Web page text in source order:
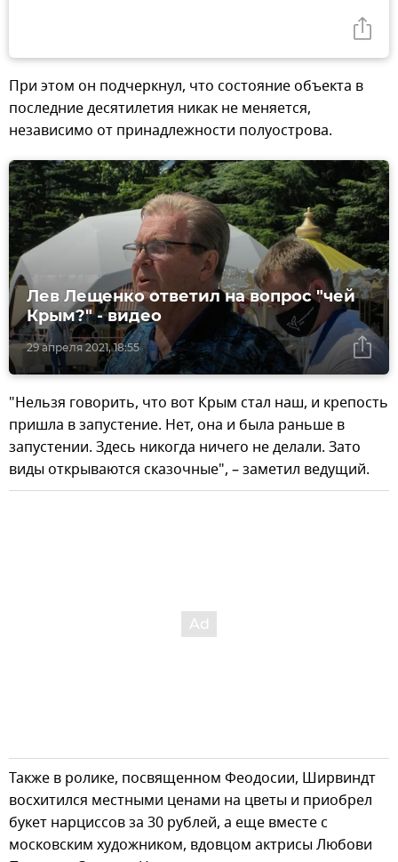
При этом он подчеркнул, что состояние объекта в
последние десятилетия никак не меняется,
независимо от принадлежности полуострова.
29 апреля 2021, 18:55
Лев Лещенко ответил на вопрос "чей
Крым?" - видео
"Нельзя говорить, что вот Крым стал наш, и крепость
пришла в запустение. Нет, она и была раньше в
запустении. Здесь никогда ничего не делали. Зато
виды открываются сказочные", – заметил ведущий.
Также в ролике, посвященном Феодосии, Ширвиндт
восхитился местными ценами на цветы и приобрел
букет нарциссов за 30 рублей, а еще вместе с
московским художником, вдовцом актрисы Любови